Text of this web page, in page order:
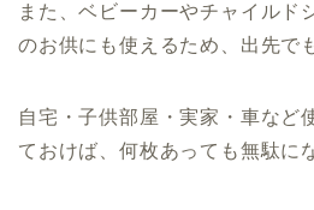
また、ベビーカーやチャイルド
のお供にも使えるため、出先で
自宅・子供部屋・実家・車など
ておけば、何枚あっても無駄に